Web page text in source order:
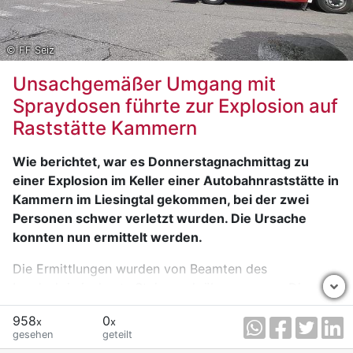
© FF Seiz
Unsachgemäßer Umgang mit
Spraydosen führte zur Explosion auf
Raststätte Kammern
Wie berichtet, war es Donnerstagnachmittag zu
einer Explosion im Keller einer Autobahnraststätte in
Kammern im Liesingtal gekommen, bei der zwei
Personen schwer verletzt wurden. Die Ursache
konnten nun ermittelt werden.
Die Ermittlungen wurden von Beamten des
abschließende Explosionsursachenermittlung erfolgte
in Kooperation mit einem Sachverständigen der
Landesstelle für Brandverhütung Steiermark. Dabei
958x
gesehen
0x
geteilt